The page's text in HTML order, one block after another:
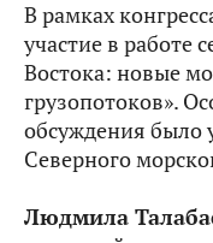
В рамках
участие в работе
Востока: новые
грузопотоков».
обсуждения было
Северного
Людмила